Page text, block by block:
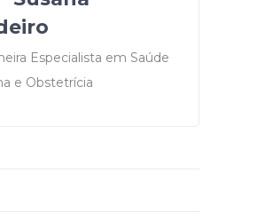
Especialista em Saúde
e Obstetrícia